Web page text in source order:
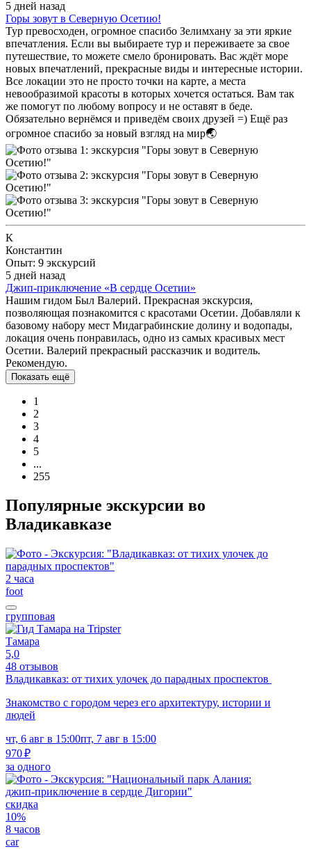
5 дней назад
Горы зовут в Северную Осетию!
Тур превосходен, огромное спасибо Зелимхану за эти яркие
впечатления. Если вы выбираете тур и переживаете за свое
путешествие, то можете смело бронировать. Вас ждёт море
новых впечатлений, прекрасные виды и интересные истории.
Все локации это не просто точки на карте, а места
невообразимой красоты в которых хочется остаться. Вам так
же помогут по любому вопросу и не оставят в беде.
Обязательно вернёмся и приведём своих друзей =) Ещё раз
огромное спасибо за новый взгляд на мир🌏
К
Константин
Опыт: 9 экскурсий
5 дней назад
Джип-приключение «В сердце Осетии»
Нашим гидом Был Валерий. Прекрасная экскурсия,
позволяющая познакомится с красотами Осетии. Добавляли к
базовому набору мест Мидаграбинские долину и водопады,
локация очень понравилась, одно из самых красивых мест
Осетии. Валерий прекрасный рассказчик и водитель.
Рекомендую.
Показать ещё
1
2
3
4
5
...
255
Популярные экскурсии во
Владикавказе
2 часа
foot
групповая
Тамара
5,0
48 отзывов
Владикавказ: от тихих улочек до парадных проспектов
Знакомство с городом через его архитектуру, истории и
людей
чт, 6 авг в 15:00пт, 7 авг в 15:00
970 ₽
за одного
скидка
10%
8 часов
car